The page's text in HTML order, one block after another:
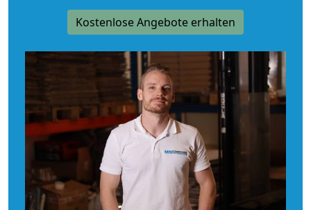
Kostenlose Angebote erhalten